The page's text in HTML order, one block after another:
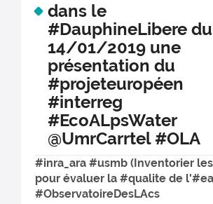
dans le
#DauphineLibere du
14/01/2019 une
présentation du
#projeteuropéen
#interreg
#EcoALpsWater
@UmrCarrtel #OLA
#inra_ara #usmb (Inventorier
pour évaluer la #qualite de
#ObservatoireDesLAcs